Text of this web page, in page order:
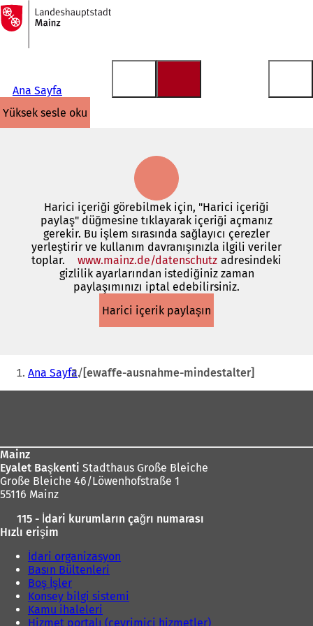
İçeriğe atla
Ana
sayfaya
Ana Sayfa
yüksek sesle oku
Harici içeriği görebilmek için, "Harici içeriği
paylaş" düğmesine tıklayarak içeriği açmanız
gerekir. Bu işlem sırasında sağlayıcı çerezler
yerleştirir ve kullanım davranışınızla ilgili veriler
toplar.
www.mainz.de/datenschutz(Yeni
bir
sekmede
adresindeki
gizlilik ayarlarından istediğiniz zaman
paylaşımınızı iptal edebilirsiniz.
Harici içerik paylaşın
Buradasınız:
Ana Sayfa [ewaffe-ausnahme-mindestalter]
Mainz
Eyalet Başkenti Stadthaus Große Bleiche
Große Bleiche 46/Löwenhofstraße 1
55116 Mainz
115 - İdari kurumların çağrı numarası
Hızlı erişim
İdari organizasyon
Basın Bültenleri
Boş İşler
Konsey bilgi sistemi
Kamu ihaleleri
Hizmet portalı (çevrimiçi hizmetler)